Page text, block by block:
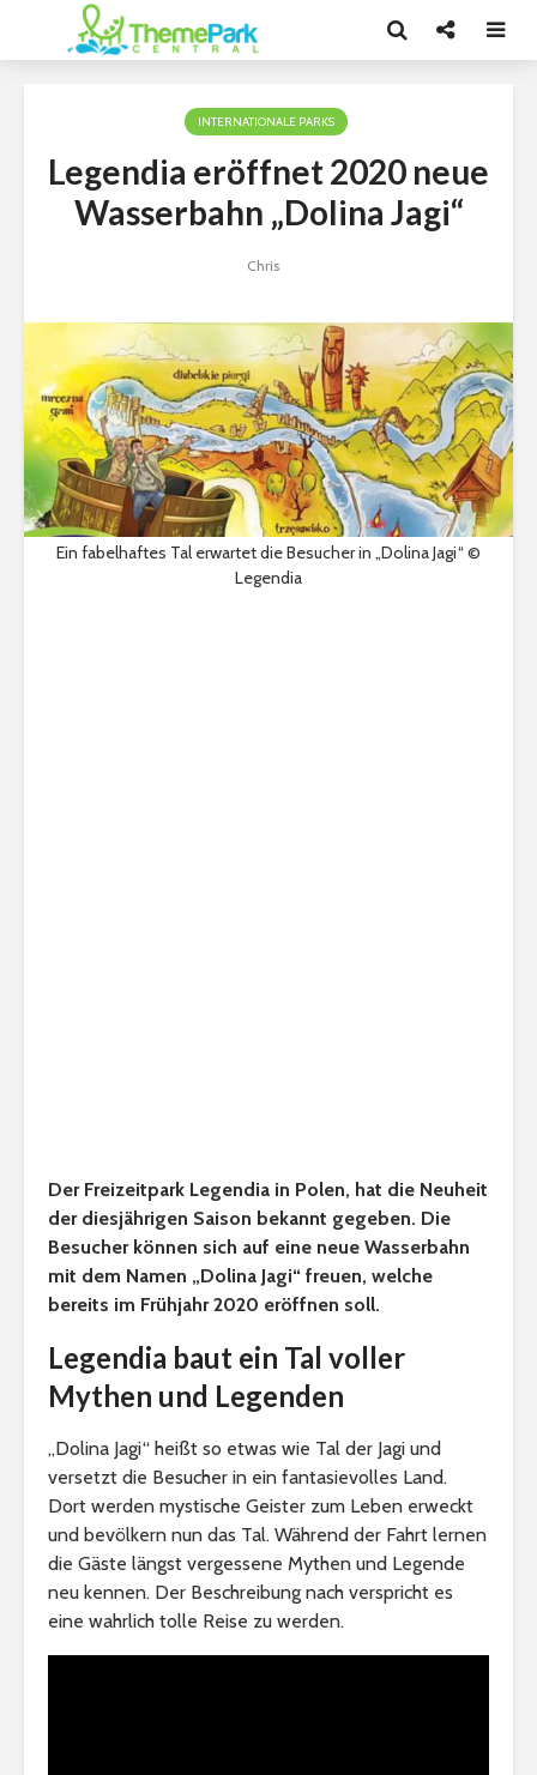
INTERNATIONALE PARKS
Legendia eröffnet 2020 neue
Wasserbahn „Dolina Jagi“
Chris
Ein fabelhaftes Tal erwartet die Besucher in „Dolina Jagi“ ©
Legendia
Der Freizeitpark Legendia in Polen, hat die Neuheit
der diesjährigen Saison bekannt gegeben. Die
Besucher können sich auf eine neue Wasserbahn
mit dem Namen „Dolina Jagi“ freuen, welche
bereits im Frühjahr 2020 eröffnen soll.
Legendia baut ein Tal voller
Mythen und Legenden
„Dolina Jagi“ heißt so etwas wie Tal der Jagi und
versetzt die Besucher in ein fantasievolles Land.
Dort werden mystische Geister zum Leben erweckt
und bevölkern nun das Tal. Während der Fahrt lernen
die Gäste längst vergessene Mythen und Legende
neu kennen. Der Beschreibung nach verspricht es
eine wahrlich tolle Reise zu werden.